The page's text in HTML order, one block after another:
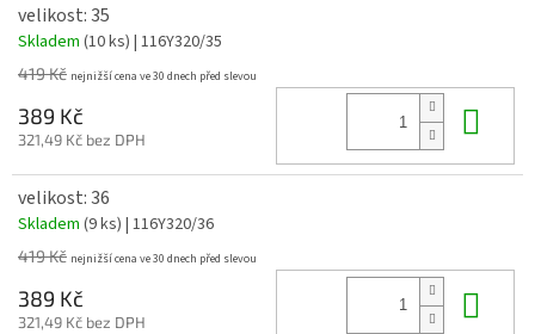
velikost: 35
Skladem (10 ks) | 116Y320/35
419 Kč
389 Kč
321,49 Kč bez DPH
velikost: 36
Skladem (9 ks) | 116Y320/36
419 Kč
389 Kč
321,49 Kč bez DPH